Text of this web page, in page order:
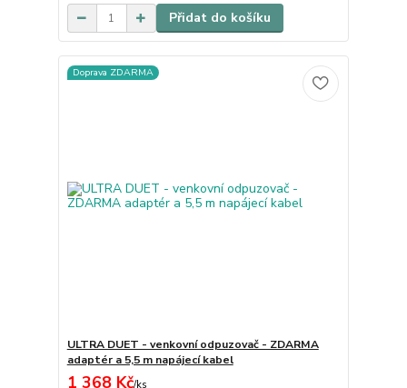
Přidat do košíku
Doprava ZDARMA
ULTRA DUET - venkovní odpuzovač - ZDARMA
adaptér a 5,5 m napájecí kabel
1 368 Kč/ks